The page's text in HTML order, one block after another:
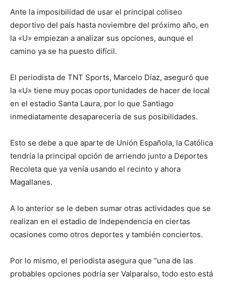
Ante la imposibilidad de usar el principal coliseo
deportivo del país hasta noviembre del próximo año, en
la «U» empiezan a analizar sus opciones, aunque el
camino ya se ha puesto difícil.
El periodista de TNT Sports, Marcelo Díaz, aseguró que
la «U» tiene muy pocas oportunidades de hacer de local
en el estadio Santa Laura, por lo que Santiago
inmediatamente desaparecería de sus posibilidades.
Esto se debe a que aparte de Unión Española, la Católica
tendría la principal opción de arriendo junto a Deportes
Recoleta que ya venía usando el recinto y ahora
Magallanes.
A lo anterior se le deben sumar otras actividades que se
realizan en el estadio de Independencia en ciertas
ocasiones como otros deportes y también conciertos.
Por lo mismo, el periodista asegura que “una de las
probables opciones podría ser Valparaíso, todo esto está